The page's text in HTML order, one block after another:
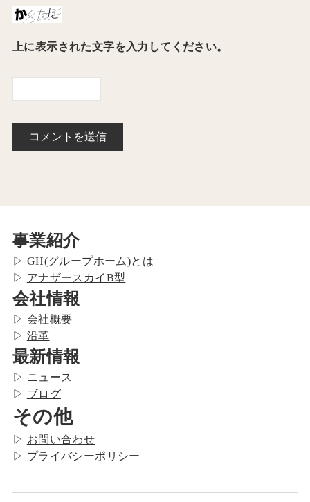
上に表示された文字を入力してください。
事業紹介
▷ GH(グループホーム)とは
▷ アナザースカイB型
会社情報
▷ 会社概要
▷ 沿革
最新情報
▷ ニュース
▷ ブログ
その他
▷ お問い合わせ
▷ プライバシーポリシー